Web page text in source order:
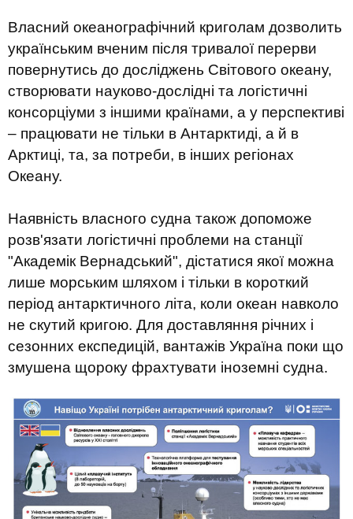
Власний океанографічний криголам дозволить
українським вченим після тривалої перерви
повернутись до досліджень Світового океану,
створювати науково-дослідні та логістичні
консорціуми з іншими країнами, а у перспективі
– працювати не тільки в Антарктиді, а й в
Арктиці, та, за потреби, в інших регіонах
Океану.
Наявність власного судна також допоможе
розв'язати логістичні проблеми на станції
"Академік Вернадський", дістатися якої можна
лише морським шляхом і тільки в короткий
період антарктичного літа, коли океан навколо
не скутий кригою. Для доставляння річних і
сезонних експедицій, вантажів Україна поки що
змушена щороку фрахтувати іноземні судна.